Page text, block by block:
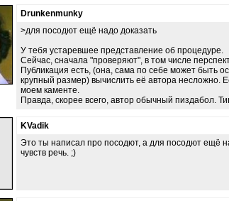
Drunkenmunky
>для посодют ещё надо доказать
У тебя устаревшее представление об процедуре.
Сейчас, сначала "проверяют", в том числе
Публикация есть, (она, сама по себе может быть
крупный размер) вычислить её автора несложно.
моем каменте.
Правда, скорее всего, автор обычный пиздабол.
KVadik
Это ты написал про посодют, а для посодют ещё
чувств речь. ;)